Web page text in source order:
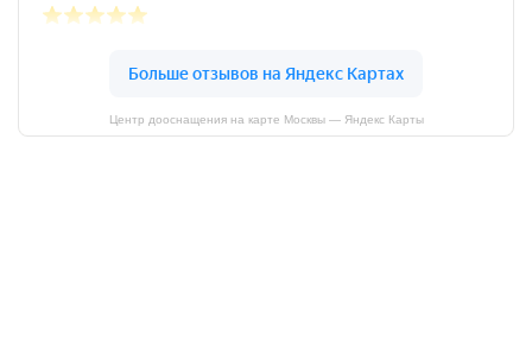
Центр дооснащения на карте Москвы — Яндекс Карты